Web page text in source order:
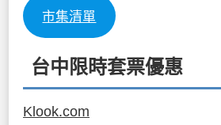
市集清單
台中限時套票優惠
Klook.com